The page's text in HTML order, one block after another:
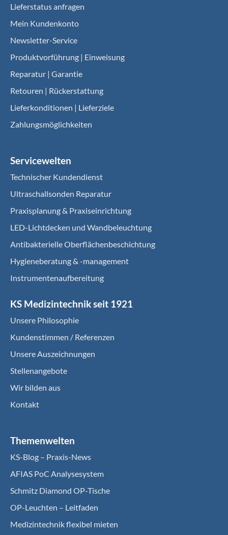
Lieferstatus anfragen
Mein Kundenkonto
Newsletter-Service
Produktvorführung | Einweisung
Reparatur | Garantie
Retouren | Rückerstattung
Lieferkonditionen | Lieferziele
Zahlungsmöglichkeiten
Servicewelten
Technischer Kundendienst
Ultraschallsonden Reparatur
Praxisplanung & Praxiseinrichtung
LED-Lichtdecken und Wandbeleuchtung
Antibakterielle Oberflächenbeschichtung
Hygieneberatung & -management
Instrumentenaufbereitung
KS Medizintechnik seit 1921
Unsere Philosophie
Kundenstimmen / Referenzen
Unsere Auszeichnungen
Stellenangebote
Wir bilden aus
Kontakt
Themenwelten
KS-Blog – Praxis-News
AFIAS PoC Analysesystem
Schmitz Diamond OP-Tische
OP-Leuchten – Leitfaden
Medizintechnik flexibel mieten